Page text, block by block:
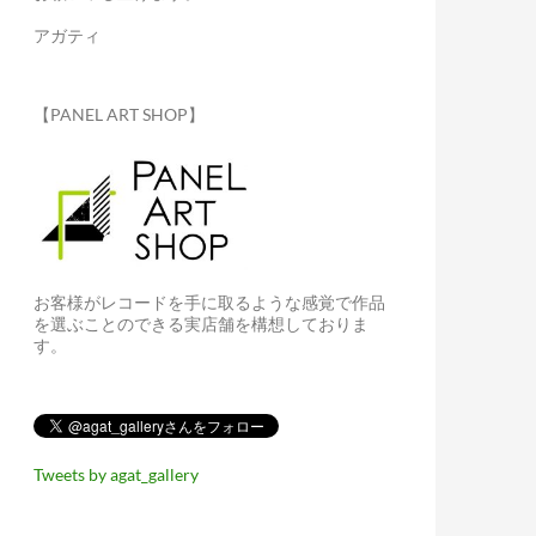
アガティ
【PANEL ART SHOP】
お客様がレコードを手に取るような感覚で作品
を選ぶことのできる実店舗を構想しておりま
す。
Tweets by agat_gallery